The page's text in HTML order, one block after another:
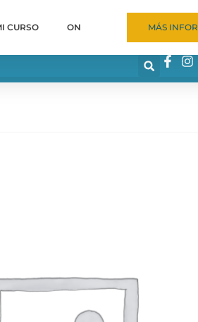
CURSO ON MÁS